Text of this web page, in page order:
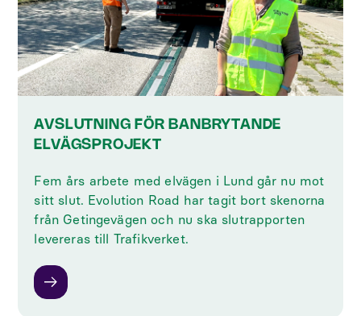
AVSLUTNING FÖR BANBRYTANDE
ELVÄGSPROJEKT
Fem års arbete med elvägen i Lund går nu mot
sitt slut. Evolution Road har tagit bort skenorna
från Getingevägen och nu ska slutrapporten
levereras till Trafikverket.